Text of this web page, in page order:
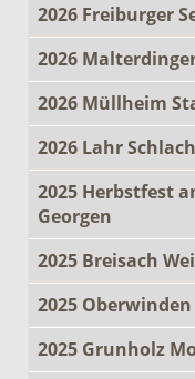
2026 Freiburger
2026
2026 Müllheim
2026 Lahr
2025 Herbstfest
Georgen
2025 Breisach
2025
2025 Grunholz